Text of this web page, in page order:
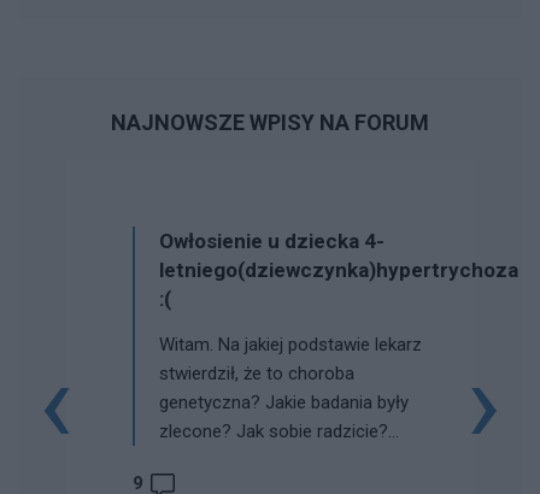
NAJNOWSZE WPISY NA FORUM
Owłosienie u dziecka 4-
letniego(dziewczynka)hypertrychoza
:(
Witam. Na jakiej podstawie lekarz
stwierdził, że to choroba
genetyczna? Jakie badania były
zlecone? Jak sobie radzicie?
to ma.
9
‹ ›